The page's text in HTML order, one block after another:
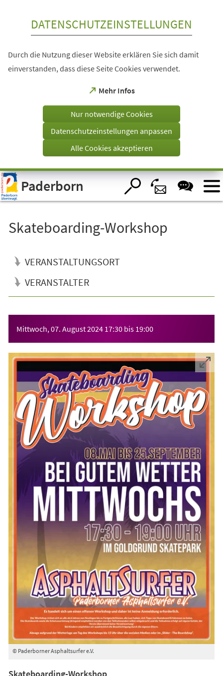
Visuelle
Assistenzsoftware
öffnen.
DATENSCHUTZEINSTELLUNGEN
Durch die Nutzung dieser Website erklären Sie sich damit
einverstanden, dass diese Seite Cookies verwendet.
Mehr Infos
(Öffnet
einem
Tab)
Nur notwendige Cookies
Datenschutzeinstellungen anpassen
Alle Cookies akzeptieren
Paderborn
Skateboarding-Workshop
VERANSTALTUNGSORT
VERANSTALTER
Mittwoch, 07. August 2024 17:30 bis 19:00
© Paderborner Asphaltsurfer e.V.